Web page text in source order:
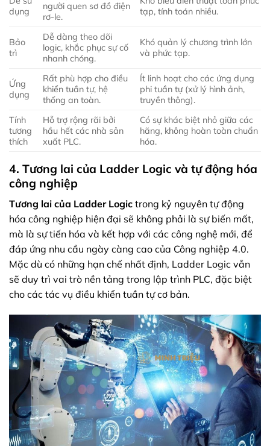
dụng
người quen sơ đồ điện
rơ-le.
tạp, tính toán nhiều.
Bảo
trì
Dễ dàng theo dõi
logic, khắc phục sự cố
nhanh chóng.
Khó quản lý chương trình lớn
và phức tạp.
Ứng
dụng
Rất phù hợp cho điều
khiển tuần tự, hệ
thống an toàn.
Ít linh hoạt cho các ứng dụng
phi tuần tự (xử lý hình ảnh,
truyền thông).
Tính
tương
thích
Hỗ trợ rộng rãi bởi
hầu hết các nhà sản
xuất PLC.
Có sự khác biệt nhỏ giữa các
hãng, không hoàn toàn chuẩn
hóa.
4. Tương lai của Ladder Logic và tự động hóa
công nghiệp
Tương lai của Ladder Logic trong kỷ nguyên tự động
hóa công nghiệp hiện đại sẽ không phải là sự biến mất,
mà là sự tiến hóa và kết hợp với các công nghệ mới, để
đáp ứng nhu cầu ngày càng cao của Công nghiệp 4.0.
Mặc dù có những hạn chế nhất định, Ladder Logic vẫn
sẽ duy trì vai trò nền tảng trong lập trình PLC, đặc biệt
cho các tác vụ điều khiển tuần tự cơ bản.